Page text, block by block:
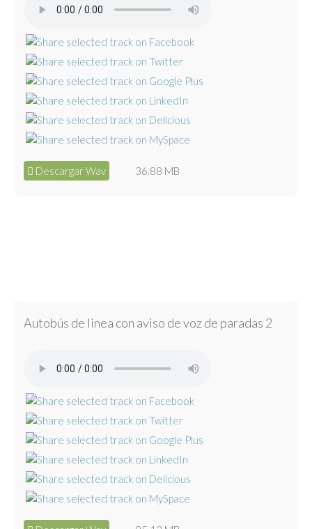
Descargar Wav 36.88 MB
Autobús de linea con aviso de voz de paradas 2